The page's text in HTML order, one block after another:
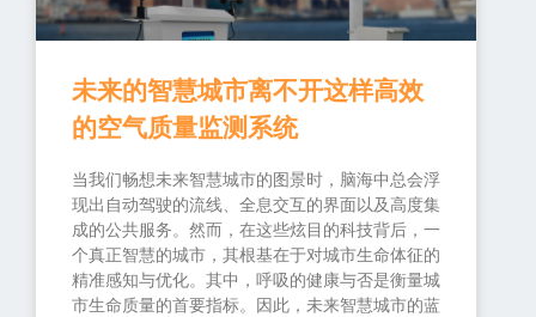
未来的智慧城市离不开这样高效
的空气质量监测系统
当我们畅想未来智慧城市的图景时，脑海中总会浮
现出自动驾驶的流线、全息交互的界面以及高度集
成的公共服务。然而，在这些炫目的科技背后，一
个真正智慧的城市，其根基在于对城市生命体征的
精准感知与优化。其中，呼吸的健康与否是衡量城
市生命质量的首要指标。因此，未来智慧城市的蓝